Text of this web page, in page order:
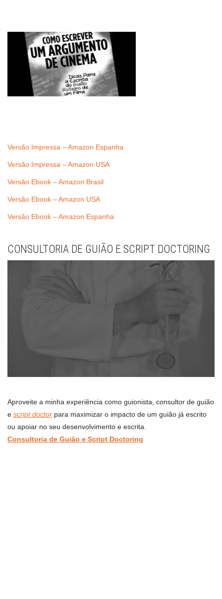
Versão Impressa – Amazon Espanha
Versão Impressa – Amazon USA
Versão Ebook – Amazon Brasil
Versão Ebook – Amazon USA
Versão Ebook – Amazon Espanha
CONSULTORIA DE GUIÃO E SCRIPT DOCTORING
Aproveite a minha experiência como guionista, consultor de guião
e script doctor para maximizar o impacto de um guião já escrito
ou apoiar no seu desenvolvimento e escrita.
Consultoria de Guião e Script Doctoring